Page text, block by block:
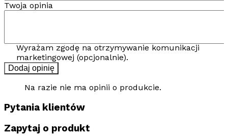
Twoja opinia
Wyrażam zgodę na otrzymywanie komunikacji
marketingowej (opcjonalnie).
Dodaj opinię
Na razie nie ma opinii o produkcie.
Pytania klientów
Zapytaj o produkt